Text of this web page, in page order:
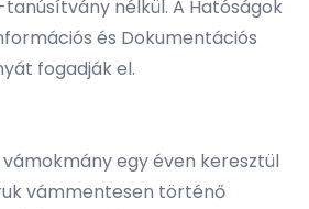
nélkül. A Hatóságok
és Dokumentációs
fogadják el.
egy éven keresztül
vámmentesen történő